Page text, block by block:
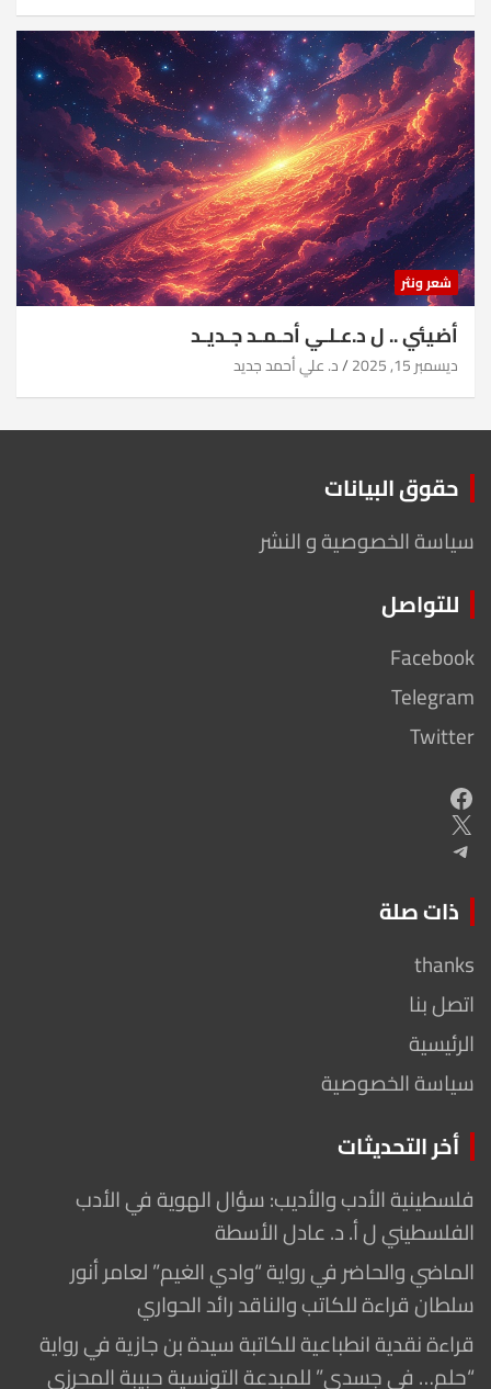
شعر ونثر
أضيئي .. ل د.عـلـي أحـمـد جـديـد
ديسمبر 15, 2025 د. علي أحمد جديد
حقوق البيانات
سياسة الخصوصية و النشر
للتواصل
Facebook
Telegram
Twitter
Facebook
X
Telegram
ذات صلة
thanks
اتصل بنا
الرئيسية
سياسة الخصوصية
أخر التحديثات
فلسطينية الأدب والأديب: سؤال الهوية في الأدب
الفلسطيني ل أ. د. عادل الأسطة
الماضي والحاضر في رواية “وادي الغيم” لعامر أنور
سلطان قراءة للكاتب والناقد رائد الحواري
قراءة نقدية انطباعية للكاتبة سيدة بن جازية في رواية
“حلم… في جسدي” للمبدعة التونسية حبيبة المحرزي